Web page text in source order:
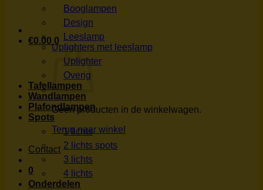
€0.00 0
Geen producten in de winkelwagen.
Terug naar winkel
Contact
0
Booglampen
Design
Leeslamp
Uplighters met leeslamp
Uplighter
Overig
Tafellampen
Wandlampen
Plafondlampen
Spots
1 lichts
2 lichts spots
3 lichts
4 lichts
Onderdelen